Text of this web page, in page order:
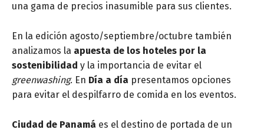
una gama de precios inasumible para sus clientes.
En la edición agosto/septiembre/octubre también
analizamos la apuesta de los hoteles por la
sostenibilidad y la importancia de evitar el
greenwashing. En Día a día presentamos opciones
para evitar el despilfarro de comida en los eventos.
Ciudad de Panamá es el destino de portada de un